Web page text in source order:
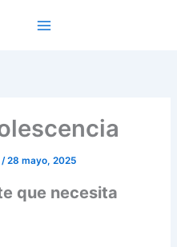
/28 mayo, 2025
que necesita